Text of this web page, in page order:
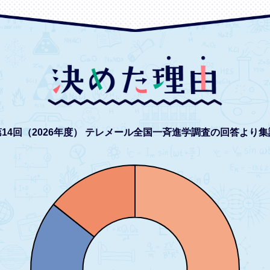
回（2026年度） テレメール全国一斉進学調査の回答より集